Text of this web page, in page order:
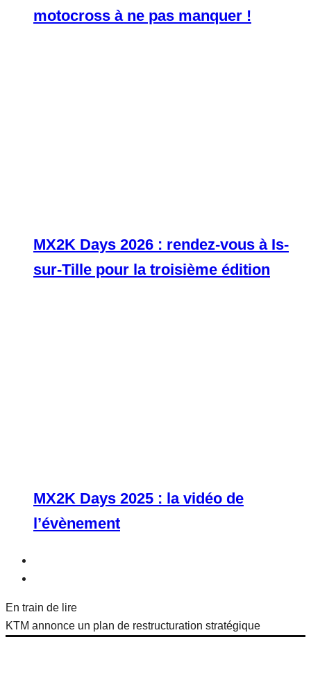
motocross à ne pas manquer !
MX2K Days 2026 : rendez-vous à Is-
sur-Tille pour la troisième édition
MX2K Days 2025 : la vidéo de
l’évènement
En train de lire
KTM annonce un plan de restructuration stratégique